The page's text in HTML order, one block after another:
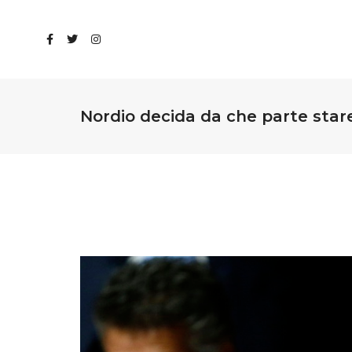
Nordio decida da che parte